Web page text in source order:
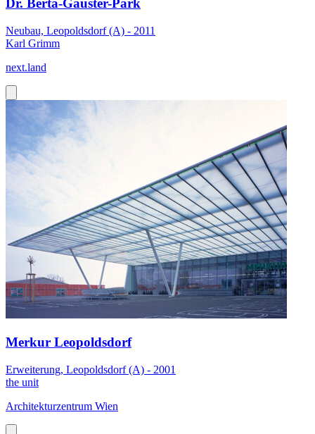
Dr. Berta-Gauster-Park
Neubau, Leopoldsdorf (A) - 2011
Karl Grimm
next.land
Merkur Leopoldsdorf
Erweiterung, Leopoldsdorf (A) - 2001
the unit
Architekturzentrum Wien